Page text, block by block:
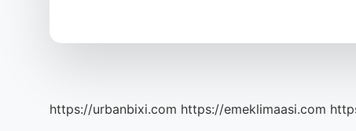
https://urbanbixi.com https://emeklimaasi.com